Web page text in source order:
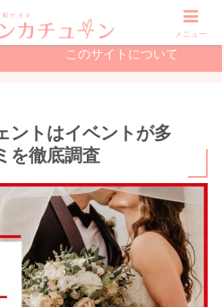
結婚相談所の記事
このサイトについて
ントはイベントが多
を徹底調査
メニュー